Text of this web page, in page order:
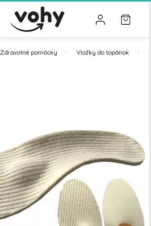
Zdravotné pomôcky Vložky do topánok